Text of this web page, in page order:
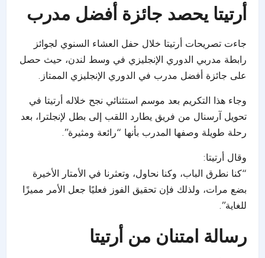
أرتيتا يحصد جائزة أفضل مدرب
جاءت تصريحات أرتيتا خلال حفل العشاء السنوي لجوائز
رابطة مدربي الدوري الإنجليزي في وسط لندن، حيث حصل
على جائزة أفضل مدرب في الدوري الإنجليزي الممتاز.
وجاء هذا التكريم بعد موسم استثنائي نجح خلاله أرتيتا في
تحويل آرسنال من فريق يطارد اللقب إلى بطل لإنجلترا، بعد
رحلة طويلة وصفها المدرب بأنها “رائعة ومثيرة”.
وقال أرتيتا:
“كنا نطرق الباب، وكنا نحاول، وتعثرنا في الأمتار الأخيرة
بضع مرات، ولذلك فإن تحقيق الفوز فعليًا جعل الأمر مميزًا
للغاية”.
رسالة امتنان من أرتيتا